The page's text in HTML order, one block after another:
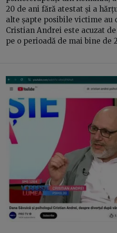
20 de ani fără atestat și a
alte șapte posibile victime au
Cristian Andrei este acuzat
pe o perioadă de mai bine de